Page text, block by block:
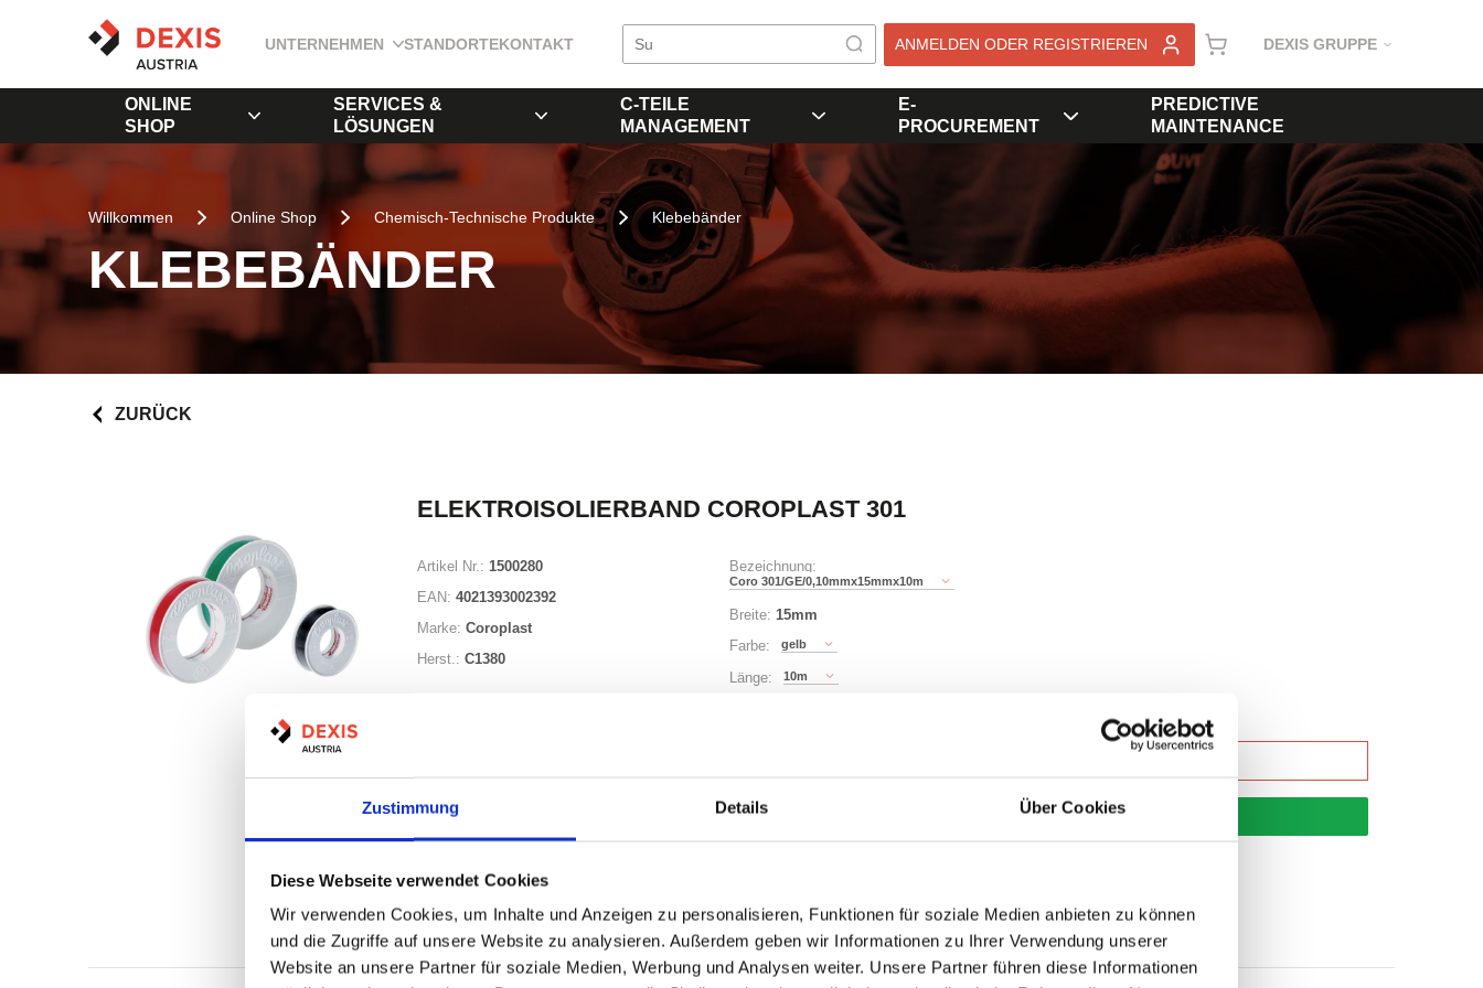
Zustimmung Details Über Cookies
Diese Webseite verwendet Cookies
Wir verwenden Cookies, um Inhalte und Anzeigen zu personalisieren, Funktionen für soziale Medien anbieten zu können
und die Zugriffe auf unsere Website zu analysieren. Außerdem geben wir Informationen zu Ihrer Verwendung unserer
Website an unsere Partner für soziale Medien, Werbung und Analysen weiter. Unsere Partner führen diese Informationen
UNTERNEHMEN STANDORTEKONTAKT ANMELDEN ODER REGISTRIEREN DEXIS GRUPPE
ONLINE
SHOP
SERVICES &
LÖSUNGEN
C-TEILE
MANAGEMENT
E-
PROCUREMENT
PREDICTIVE
MAINTENANCE
Willkommen Online Shop Chemisch-Technische Produkte Klebebänder
KLEBEBÄNDER
ZURÜCK
ELEKTROISOLIERBAND COROPLAST 301
Artikel Nr.: 1500280
EAN: 4021393002392
Marke: Coroplast
Herst.: C1380
Bezeichnung:
Coro 301/GE/0,10mmx15mmx10m
Breite: 15mm
Farbe:
gelb
Länge: 10m
Auf Lager
Lager anzeigen
Print